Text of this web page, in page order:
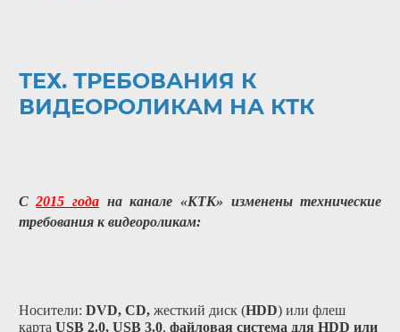
ТЕХ. ТРЕБОВАНИЯ К
ВИДЕОРОЛИКАМ НА КТК
С2015 года на канале «КТК» изменены технические
требования к видеороликам:
Носители: DVD, CD, жесткий диск (HDD) или флеш
карта USB 2.0, USB 3.0, файловая система для HDD или